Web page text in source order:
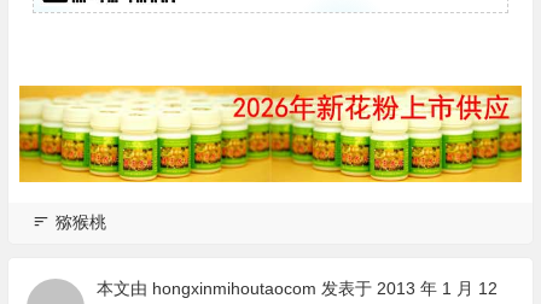
猕猴桃
本文由 hongxinmihoutaocom 发表于 2013 年 1 月 12